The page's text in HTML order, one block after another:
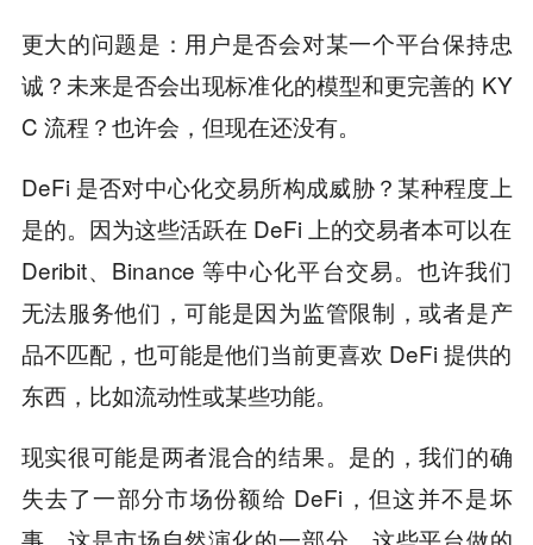
更大的问题是：用户是否会对某一个平台保持忠
诚？未来是否会出现标准化的模型和更完善的 KY
C 流程？也许会，但现在还没有。
DeFi 是否对中心化交易所构成威胁？某种程度上
是的。因为这些活跃在 DeFi 上的交易者本可以在
Deribit、Binance 等中心化平台交易。也许我们
无法服务他们，可能是因为监管限制，或者是产
品不匹配，也可能是他们当前更喜欢 DeFi 提供的
东西，比如流动性或某些功能。
现实很可能是两者混合的结果。是的，我们的确
失去了一部分市场份额给 DeFi，但这并不是坏
事。这是市场自然演化的一部分。这些平台做的